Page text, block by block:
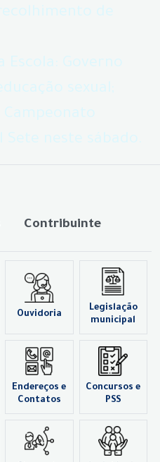
Contribuinte
Ouvidoria
Legislação
municipal
Endereços e
Contatos
Concursos e
PSS